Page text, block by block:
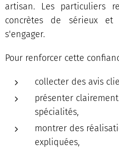
artisan. Les particuliers
concrètes de sérieux
s'engager.
Pour renforcer cette
collecter des avis
présenter
spécialités,
montrer des
expliquées,